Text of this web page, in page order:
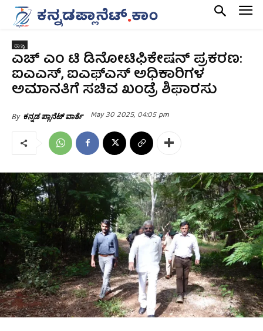
ರಾಜ್ಯ
ಎಚ್ ಎಂ ಟಿ ಡಿನೋಟಿಫಿಕೇಷನ್ ಪ್ರಕರಣ:
ಐಎಎಸ್, ಐಎಫ್ಎಸ್ ಅಧಿಕಾರಿಗಳ
ಅಮಾನತಿಗೆ ಸಚಿವ ಖಂಡ್ರೆ ಶಿಫಾರಸು
By ಕನ್ನಡ ಪ್ಲಾನೆಟ್ ವಾರ್ತೆ May 30 2025, 04:05 pm